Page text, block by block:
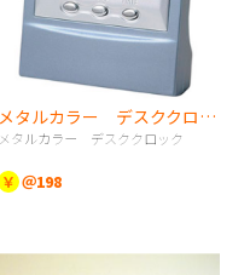
メタルカラー デスククロック
メタルカラー デスククロック
￥ ＠198